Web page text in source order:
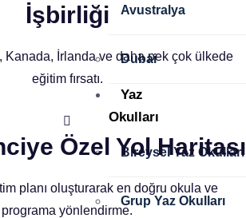
Avustralya
Dubai
Yaz
Okulları
Bireysel Yaz Okulları
Grup Yaz Okulları
İşbirliği
Kanada, İrlanda ve daha pek çok ülkede
eğitim fırsatı.
Özel Yol Haritası
planı oluşturarak en doğru okula ve
programa yönlendirme.